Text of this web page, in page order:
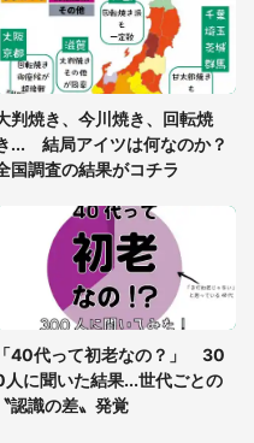
ないか、あなたはわかる？
線で大パニック。隣席の青
お願いしたら...」 体験談に
わざ声をかけてきて（兵庫
当に気持ち悪い」 道端でバ
の野菜〟に6.5万人戦慄
判焼き、今川焼き、回転焼
... 結局アイツは何なのか？
国調査の結果がコチラ
「40代って初老なの？」 30
人に聞いた結果...世代ごとの
〝認識の差〟発覚